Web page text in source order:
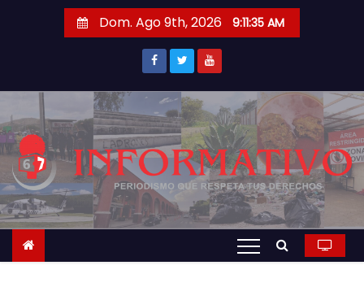
r
a
c
o
t
Dom. Ago 9th, 2026 9:11:35 AM